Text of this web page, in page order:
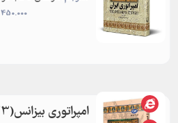
450.000
امپراتوری بیزانس‌(23)